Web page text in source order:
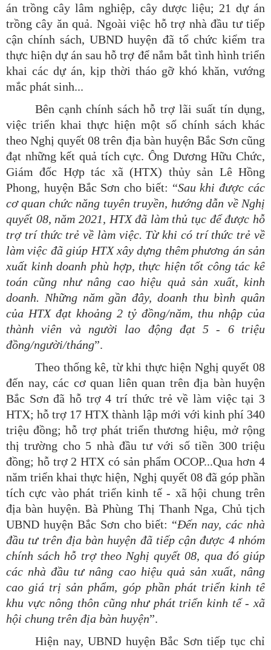
án trồng cây lâm nghiệp, cây dược liệu; 21 dự án
trồng cây ăn quả. Ngoài việc hỗ trợ nhà đầu tư tiếp
cận chính sách, UBND huyện đã tổ chức kiểm tra
thực hiện dự án sau hỗ trợ để nắm bắt tình hình triển
khai các dự án, kịp thời tháo gỡ khó khăn, vướng
mắc phát sinh...
Bên cạnh chính sách hỗ trợ lãi suất tín dụng,
việc triển khai thực hiện một số chính sách khác
theo Nghị quyết 08 trên địa bàn huyện Bắc Sơn cũng
đạt những kết quả tích cực. Ông Dương Hữu Chức,
Giám đốc Hợp tác xã (HTX) thủy sản Lê Hồng
Phong, huyện Bắc Sơn cho biết: “Saukhi được các
cơ quan chức năng tuyên truyền, hướng dẫn về Nghị
quyết 08, năm 2021, HTX đã làm thủ tục để được hỗ
trợ trí thức trẻ về làm việc. Từ khi có trí thức trẻ về
làm việc đã giúp HTX xây dựng thêm phương án sản
xuất kinh doanh phù hợp, thực hiện tốt công tác kế
toán cũng như nâng cao hiệu quả sản xuất, kinh
doanh. Những năm gần đây, doanh thu bình quân
của HTX đạt khoảng 2 tỷ đồng/năm, thu nhập của
thành viên và người lao động đạt 5 - 6 triệu
đồng/người/tháng”.
Theo thống kê, từ khi thực hiện Nghị quyết 08
đến nay, các cơ quan liên quan trên địa bàn huyện
Bắc Sơn đã hỗ trợ 4 trí thức trẻ về làm việc tại 3
HTX; hỗ trợ 17 HTX thành lập mới với kinh phí 340
triệu đồng; hỗ trợ phát triển thương hiệu, mở rộng
thị trường cho 5 nhà đầu tư với số tiền 300 triệu
đồng; hỗ trợ 2 HTX có sản phẩm OCOP...Qua hơn 4
năm triển khai thực hiện, Nghị quyết 08 đã góp phần
tích cực vào phát triển kinh tế - xã hội chung trên
địa bàn huyện. Bà Phùng Thị Thanh Nga, Chủ tịch
UBND huyện Bắc Sơn cho biết: “Đến nay, các nhà
đầu tư trên địa bàn huyện đã tiếp cận được 4 nhóm
chính sách hỗ trợ theo Nghị quyết 08, qua đó giúp
các nhà đầu tư nâng cao hiệu quả sản xuất, nâng
cao giá trị sản phẩm, góp phần phát triển kinh tế
khu vực nông thôn cũng như phát triển kinh tế - xã
hội chung trên địa bàn huyện”.
Hiện nay, UBND huyện Bắc Sơn tiếp tục chỉ